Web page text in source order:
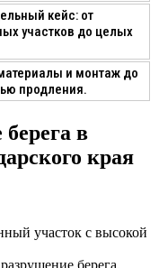
кейс: от
участков до целых
и монтаж до
продления.
в
края
участок с высокой
берега,